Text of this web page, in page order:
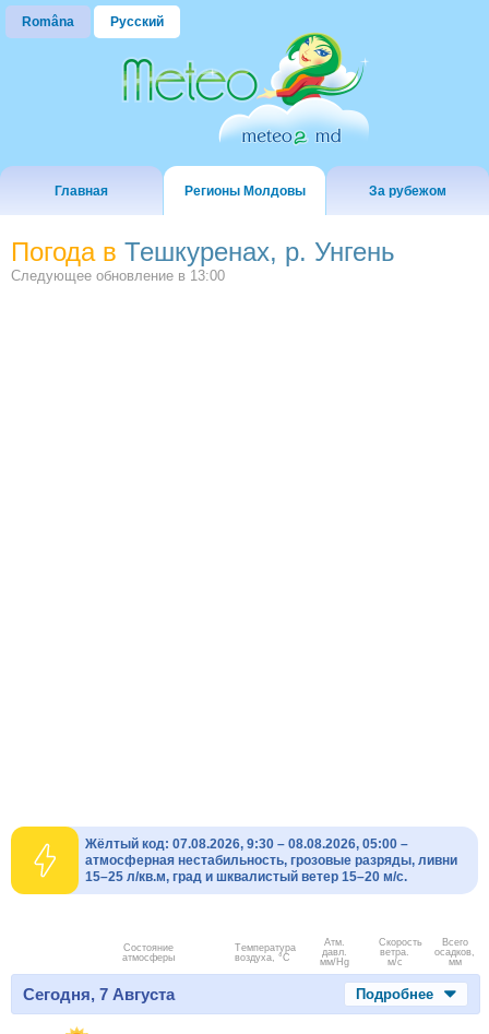
Româna Русский
Главная Регионы Молдовы За рубежом
Погода в Тешкуренах, р. Унгень
Следующее обновление в 13:00
Жёлтый код: 07.08.2026, 9:30 – 08.08.2026, 05:00 –
атмосферная нестабильность, грозовые разряды, ливни
15–25 л/кв.м, град и шквалистый ветер 15–20 м/с.
Состояние
атмосферы
Температура
воздуха, °C
Атм.
давл.
мм/Hg
Скорость
ветра.
м/с
Всего
осадков,
мм
Сегодня, 7 Августа Подробнее